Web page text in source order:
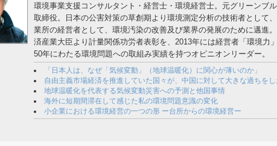
環境事業支援コンサルタント・経営士・環境経営士。元グリーンブ
取締役。日本の公害対策の草創期より環境測定分析の技術者として
業所の経営者として、環境汚染の改善及び業界の発展のために邁進
済産業大臣より計量関係功労者表彰を、2013年には経営者「環境力」
50年にわたる環境問題への取組み実績を持つオピニオンリーダー。
「日本人は、なぜ「気候変動」（地球温暖化）に関心が薄いのか」
自由主義市場経済を推進していた国々が、中国に対して大きな過ちをし
地球温暖化を代表する気候変動災害への予測と他国事情
海外に短期間滞在して感じた私の環境問題意識の変化
小企業における環境経営の一つの形 ー台所からの環境経営ー